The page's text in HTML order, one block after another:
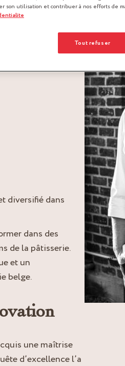
diversifié dans
dans des
de la pâtisserie.
et un
belge.
une maîtrise
d’excellence l’a
son utilisation et contribuer à nos efforts de
Tout refuser